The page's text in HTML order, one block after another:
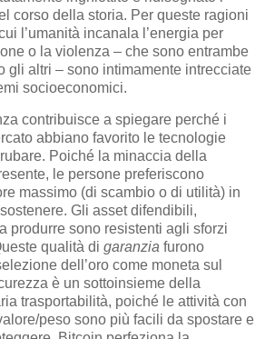
corso della storia. Per queste ragioni
l’umanità incanala l’energia per
o la violenza – che sono entrambe
gli altri – sono intimamente intrecciate
socioeconomici.
contribuisce a spiegare perché i
abbiano favorito le tecnologie
Poiché la minaccia della
le persone preferiscono
massimo (di scambio o di utilità) in
Gli asset difendibili,
produrre sono resistenti agli sforzi
qualità di garanzia furono
dell’oro come moneta sul
è un sottoinsieme della
trasportabilità, poiché le attività con
peso sono più facili da spostare e